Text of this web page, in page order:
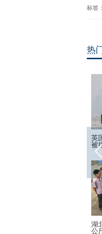
标签：
热
非洲弟子少林寺修行 释永
万万没想到！9岁女孩头竟